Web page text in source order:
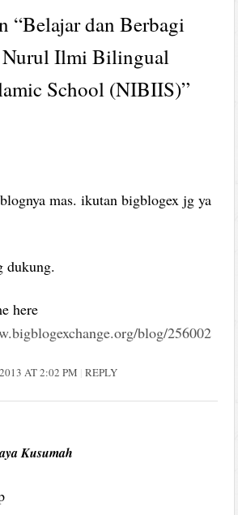
“Belajar dan Berbagi
Ilmi Bilingual
School (NIBIIS)”
mas. ikutan bigblogex jg ya
dukung.
here
blog/256002
AT 2:02 PM REPLY
Kusumah